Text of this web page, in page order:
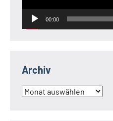
00:00
Archiv
Archiv